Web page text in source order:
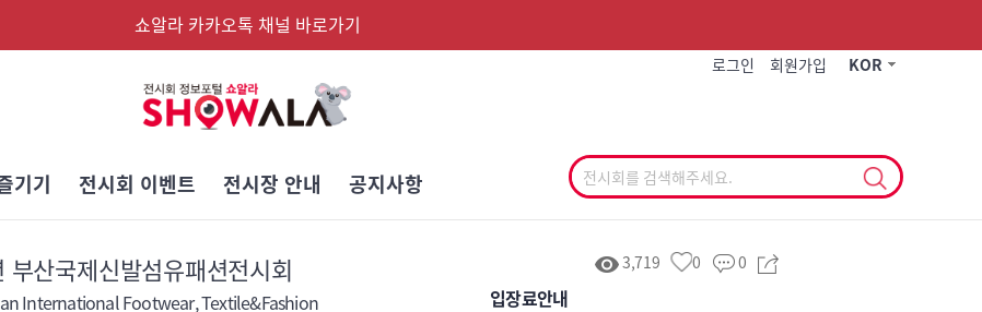
쇼알라 카카오톡 채널 바로가기
로그인 회원가입 KOR
기기 전시회 이벤트 전시장 안내 공지사항
부산국제신발섬유패션전시회
International Footwear, Textile&Fashion
3,719 0 0
입장료안내